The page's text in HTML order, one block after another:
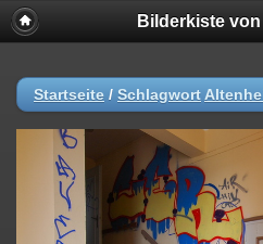
Bilderkiste
Startseite / Schlagwort